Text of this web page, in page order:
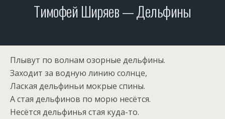
Тимофей Ширяев — Дельфины
Плывут по волнам озорные дельфины.
Заходит за водную линию солнце,
Лаская дельфиньи мокрые спины.
А стая дельфинов по морю несётся.
Несётся дельфинья стая куда-то.